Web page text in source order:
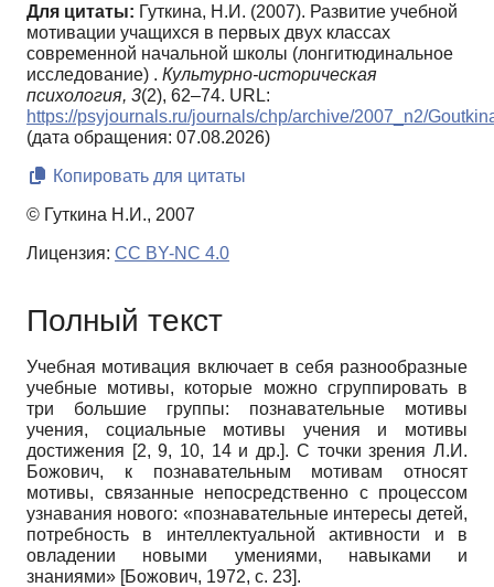
Для цитаты: Гуткина, Н.И. (2007). Развитие учебной
мотивации учащихся в первых двух классах
современной начальной школы (лонгитюдинальное
исследование) . Культурно-историческая
психология, 3(2), 62–74. URL:
https://psyjournals.ru/journals/chp/archive/2007_n2/
(дата обращения: 07.08.2026)
Копировать для цитаты
© Гуткина Н.И., 2007
Лицензия: CC BY-NC 4.0
Полный текст
Учебная мотивация включает в себя разнообразные
учебные мотивы, которые можно сгруппировать в
три большие группы: познавательные мотивы
учения, социальные мотивы учения и мотивы
достижения [2, 9, 10, 14 и др.]. С точки зрения Л.И.
Божович, к познавательным мотивам относят
мотивы, связанные непосредственно с процессом
узнавания нового: «познавательные интересы детей,
потребность в интеллектуальной активности и в
овладении новыми умениями, навыками и
знаниями» [Божович, 1972, с. 23].